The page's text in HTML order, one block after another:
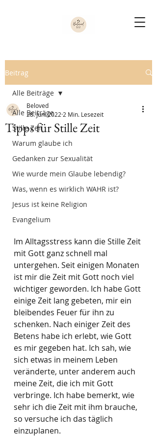
Beitrag
Alle Beiträge
Stille Zeit
Warum glaube ich
Gedanken zur Sexualität
Wie wurde mein Glaube lebendig?
Was, wenn es wirklich WAHR ist?
Jesus ist keine Religion
Evangelium
Alle Beiträge
Tipps für Stille Zeit
Beloved
28. Juni 2022 2 Min. Lesezeit
Im Alltagsstress kann die Stille Zeit
mit Gott ganz schnell mal
untergehen. Seit einigen Monaten
ist mir die Zeit mit Gott noch viel
wichtiger geworden. Ich habe Gott
einige Zeit lang gebeten, mir ein
bleibendes Feuer für ihn zu
schenken. Nach einiger Zeit des
Betens habe ich erlebt, wie Gott
es mir gegeben hat. Ich sah, wie
sich etwas in meinem Leben
veränderte, unter anderem auch
meine Zeit, die ich mit Gott
verbringe. Ich habe bemerkt, wie
sehr ich die Zeit mit ihm brauche,
so versuche ich das täglich
einzuplanen.